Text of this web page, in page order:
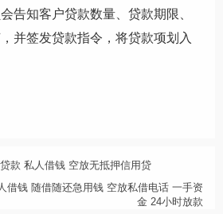
告知客户贷款数量、贷款期限、
并签发贷款指令，将贷款项划入
款 私人借钱 空放无抵押信用贷
借钱 随借随还急用钱 空放私借电话 一手资
金 24小时放款